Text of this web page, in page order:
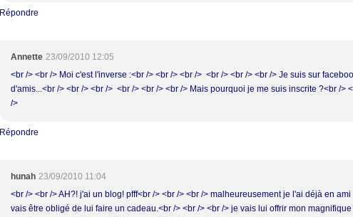
Répondre
Annette 23/09/2010 12:05
<br /> <br /> Moi c'est l'inverse :<br /> <br /> <br /> <br /> <br /> <br /> Je suis sur
d'amis...<br /> <br /> <br /> <br /> <br /> <br /> Mais pourquoi je me suis inscrite ?<br />
/>
Répondre
hunah 23/09/2010 11:04
<br /> <br /> AH?! j'ai un blog! pfff<br /> <br /> <br /> malheureusement je l'ai déjà en
vais être obligé de lui faire un cadeau.<br /> <br /> <br /> je vais lui offrir mon